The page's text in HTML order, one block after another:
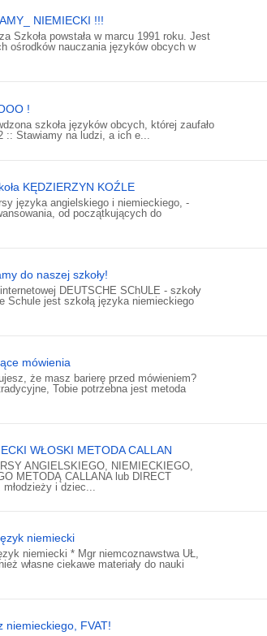
NIEMIECKI !!!
Szkoła powstała w marcu 1991 roku. Jest
ośrodków nauczania języków obcych w
!
szkoła języków obcych, której zaufało
:: Stawiamy na ludzi, a ich e...
KĘDZIERZYN KOŹLE
języka angielskiego i niemieckiego, -
od początkujących do
do naszej szkoły!
DEUTSCHE SChULE - szkoły
Schule jest szkołą języka niemieckiego
mówienia
że masz barierę przed mówieniem?
Tobie potrzebna jest metoda
WŁOSKI METODA CALLAN
ANGIELSKIEGO, NIEMIECKIEGO,
METODĄ CALLANA lub DIRECT
młodzieży i dziec...
niemiecki
niemiecki * Mgr niemcoznawstwa UŁ,
własne ciekawe materiały do nauki
niemieckiego, FVAT!